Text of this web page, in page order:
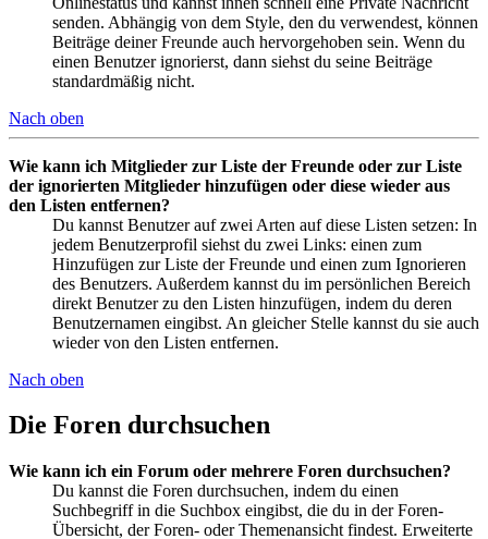
senden. Abhängig von dem Style, den du verwendest, können
Beiträge deiner Freunde auch hervorgehoben sein. Wenn du
einen Benutzer ignorierst, dann siehst du seine Beiträge
standardmäßig nicht.
Nach oben
Wie kann ich Mitglieder zur Liste der Freunde oder zur Liste
der ignorierten Mitglieder hinzufügen oder diese wieder aus
den Listen entfernen?
Du kannst Benutzer auf zwei Arten auf diese Listen setzen: In
jedem Benutzerprofil siehst du zwei Links: einen zum
Hinzufügen zur Liste der Freunde und einen zum Ignorieren
des Benutzers. Außerdem kannst du im persönlichen Bereich
direkt Benutzer zu den Listen hinzufügen, indem du deren
Benutzernamen eingibst. An gleicher Stelle kannst du sie auch
wieder von den Listen entfernen.
Nach oben
Die Foren durchsuchen
Wie kann ich ein Forum oder mehrere Foren durchsuchen?
Du kannst die Foren durchsuchen, indem du einen
Suchbegriff in die Suchbox eingibst, die du in der Foren-
Übersicht, der Foren- oder Themenansicht findest. Erweiterte